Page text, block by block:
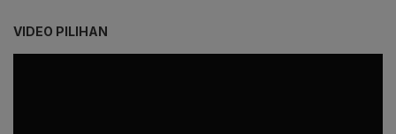
VIDEO PILIHAN